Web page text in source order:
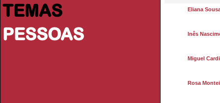
TEMAS
PESSOAS
Eliana
Inês
Miguel
Rosa